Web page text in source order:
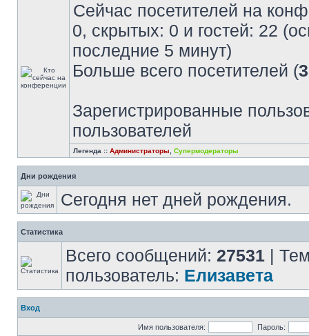
Сейчас посетителей на
0, скрытых: 0 и гостей: 22
последние 5 минут)
Больше всего посетителей (
Зарегистрированные
пользователей
Легенда :: Администраторы Супермодераторы
Дни рождения
Сегодня нет дней рождения.
Статистика
Всего сообщений: 27531 |
пользователь: Елизавета
Вход
Имя пользователя: Пароль: